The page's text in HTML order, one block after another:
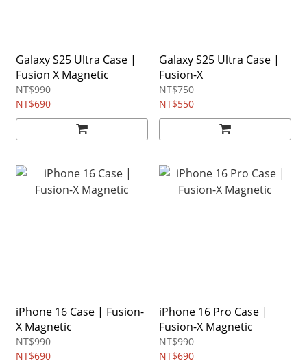
Galaxy S25 Ultra Case |
Fusion X Magnetic
NT$990
NT$690
Galaxy S25 Ultra Case |
Fusion-X
NT$750
NT$550
iPhone 16 Case | Fusion-
X Magnetic
NT$990
NT$690
iPhone 16 Pro Case |
Fusion-X Magnetic
NT$990
NT$690